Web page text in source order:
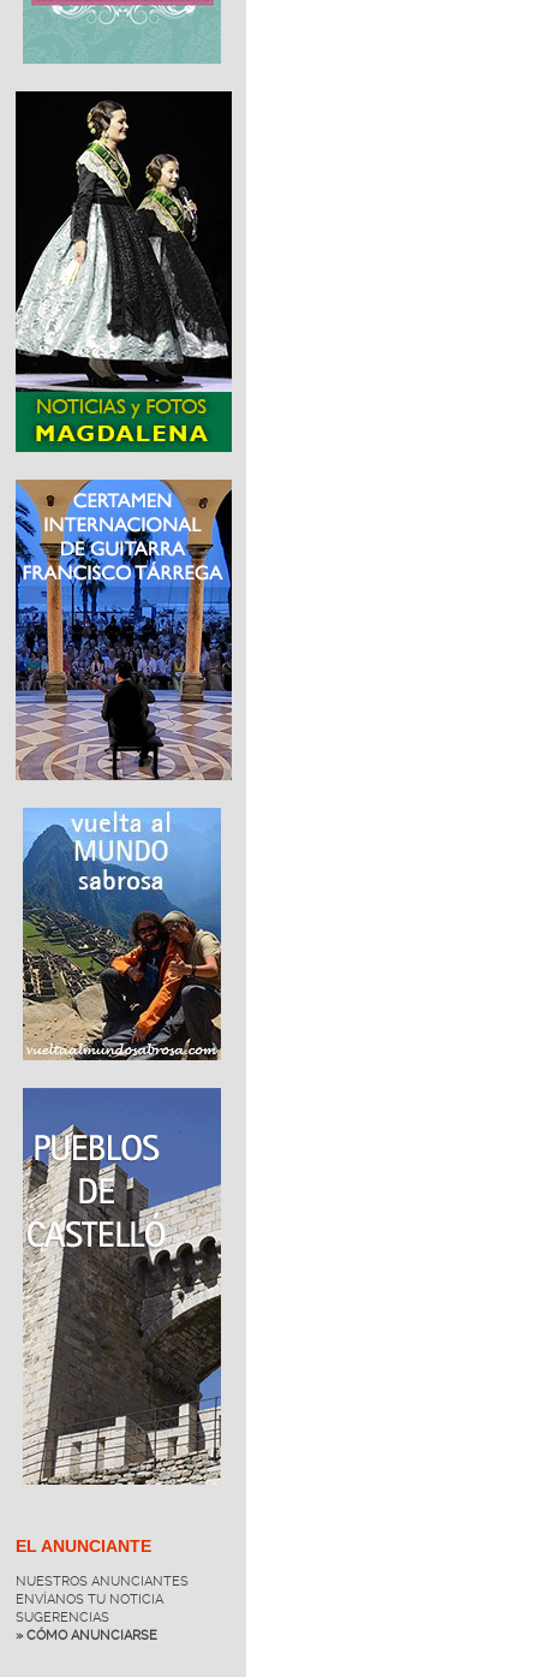
EL ANUNCIANTE
NUESTROS ANUNCIANTES
ENVÍANOS TU NOTICIA
SUGERENCIAS
» CÓMO ANUNCIARSE